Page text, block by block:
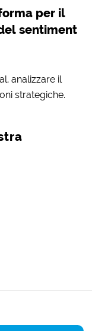
per il
sentiment
analizzare il
strategiche.